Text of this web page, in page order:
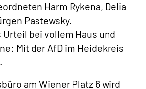
Harm Rykena, Delia
Pastewsky.
bei vollem Haus und
Mit der AfD im Heidekreis
am Wiener Platz 6 wird